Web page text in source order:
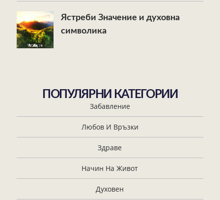
Ястреби Значение и духовна
символика
ПОПУЛЯРНИ КАТЕГОРИИ
Забавление
Любов И Връзки
Здраве
Начин На Живот
Духовен